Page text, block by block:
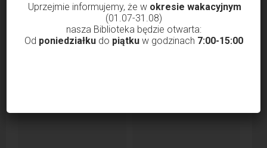
Godziny otwarcia Biblioteki od 1 marca
przez Krzysztof Probola 18 lutego 2022 3036
Uprzejmie informujemy, że w okresie wakacyjnym
(01.07-31.08)
nasza Biblioteka będzie otwarta:
Od poniedziałkudo piątkuw godzinach 7:00-15:00